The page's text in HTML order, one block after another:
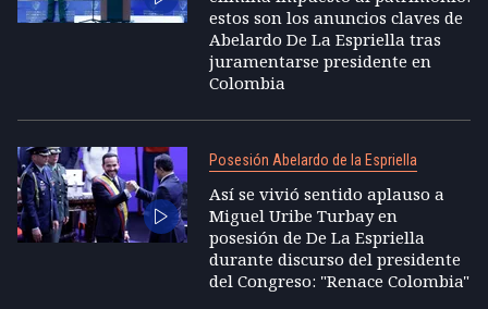
estos son los anuncios claves de
Abelardo De La Espriella tras
juramentarse presidente en
Colombia
Posesión Abelardo de la Espriella
Así se vivió sentido aplauso a
Miguel Uribe Turbay en
posesión de De La Espriella
durante discurso del presidente
del Congreso: "Renace Colombia"